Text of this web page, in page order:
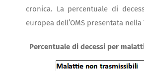
cronica. La percentuale di
europea dell’OMS presentata nella
Percentuale di decessi per